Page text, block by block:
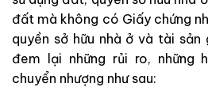
đất mà không có Giấy chứng
quyền sở hữu nhà ở và tài
đem lại những rủi ro, những
chuyển nhượng như sau: